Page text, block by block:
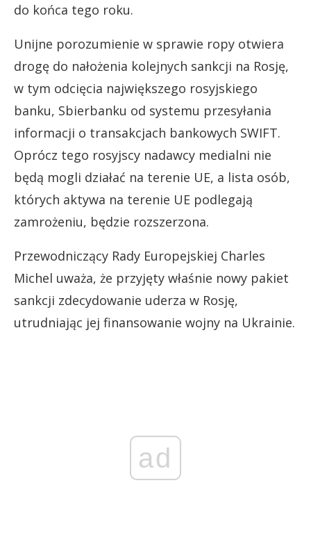
do końca tego roku.
Unijne porozumienie w sprawie ropy otwiera
drogę do nałożenia kolejnych sankcji na Rosję,
w tym odcięcia największego rosyjskiego
banku, Sbierbanku od systemu przesyłania
informacji o transakcjach bankowych SWIFT.
Oprócz tego rosyjscy nadawcy medialni nie
będą mogli działać na terenie UE, a lista osób,
których aktywa na terenie UE podlegają
zamrożeniu, będzie rozszerzona.
Przewodniczący Rady Europejskiej Charles
Michel uważa, że przyjęty właśnie nowy pakiet
sankcji zdecydowanie uderza w Rosję,
utrudniając jej finansowanie wojny na Ukrainie.
ad